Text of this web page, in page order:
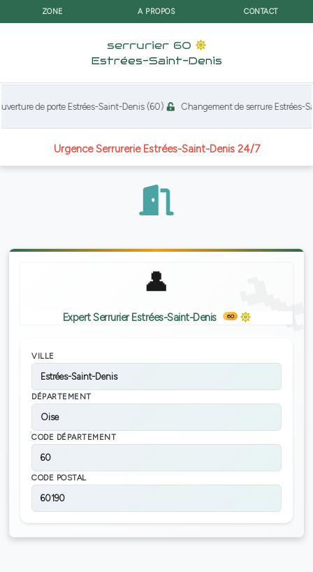
ZONE A PROPOS CONTACT
serrurier 60
Estrées-Saint-Denis
de porte Estrées-Saint-Denis (60) Changement de serrure Estrées-
Urgence Serrurerie Estrées-Saint-Denis 24/7
Expert Serrurier Estrées-Saint-Denis 60
VILLE
Estrées-Saint-Denis
DÉPARTEMENT
Oise
CODE DÉPARTEMENT
60
CODE POSTAL
60190